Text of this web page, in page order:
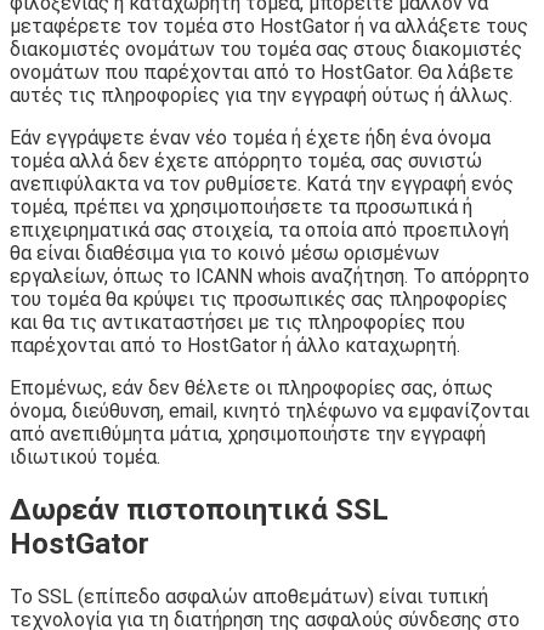
μεταφέρετε τον τομέα στο HostGator ή να αλλάξετε τους
διακομιστές ονομάτων του τομέα σας στους διακομιστές
ονομάτων που παρέχονται από το HostGator. Θα λάβετε
αυτές τις πληροφορίες για την εγγραφή ούτως ή άλλως.
Εάν εγγράψετε έναν νέο τομέα ή έχετε ήδη ένα όνομα
τομέα αλλά δεν έχετε απόρρητο τομέα, σας συνιστώ
ανεπιφύλακτα να τον ρυθμίσετε. Κατά την εγγραφή ενός
τομέα, πρέπει να χρησιμοποιήσετε τα προσωπικά ή
επιχειρηματικά σας στοιχεία, τα οποία από προεπιλογή
θα είναι διαθέσιμα για το κοινό μέσω ορισμένων
εργαλείων, όπως το ICANN whois αναζήτηση. Το απόρρητο
του τομέα θα κρύψει τις προσωπικές σας πληροφορίες
και θα τις αντικαταστήσει με τις πληροφορίες που
παρέχονται από το HostGator ή άλλο καταχωρητή.
Επομένως, εάν δεν θέλετε οι πληροφορίες σας, όπως
όνομα, διεύθυνση, email, κινητό τηλέφωνο να εμφανίζονται
από ανεπιθύμητα μάτια, χρησιμοποιήστε την εγγραφή
ιδιωτικού τομέα.
Δωρεάν πιστοποιητικά SSL
HostGator
Το SSL (επίπεδο ασφαλών αποθεμάτων) είναι τυπική
τεχνολογία για τη διατήρηση της ασφαλούς σύνδεσης στο